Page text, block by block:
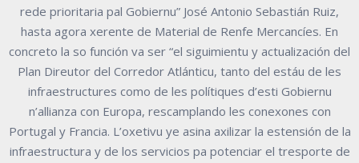
rede prioritaria pal Gobiernu” José Antonio Sebastián Ruiz,
hasta agora xerente de Material de Renfe Mercancíes. En
concreto la so función va ser “el siguimientu y actualización del
Plan Direutor del Corredor Atlánticu, tanto del estáu de les
infraestructures como de les polítiques d’esti Gobiernu
n’allianza con Europa, rescamplando les conexones con
Portugal y Francia. L’oxetivu ye asina axilizar la estensión de la
infraestructura y de los servicios pa potenciar el tresporte de